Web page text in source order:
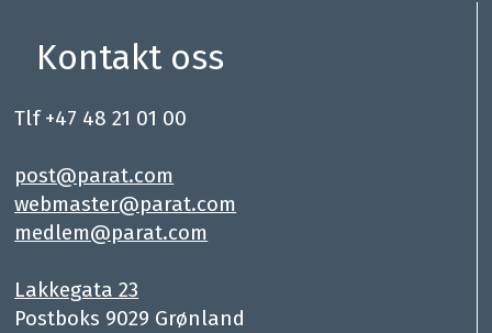
Kontakt oss
Tlf +47 48 21 01 00
post@parat.com
webmaster@parat.com
medlem@parat.com
Lakkegata 23
Postboks 9029 Grønland